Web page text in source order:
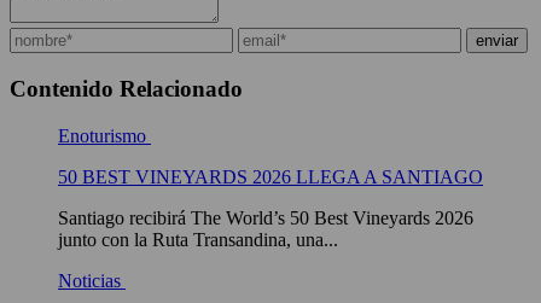
Contenido Relacionado
Enoturismo
50 BEST VINEYARDS 2026 LLEGA A SANTIAGO
Santiago recibirá The World’s 50 Best Vineyards 2026
junto con la Ruta Transandina, una...
Noticias